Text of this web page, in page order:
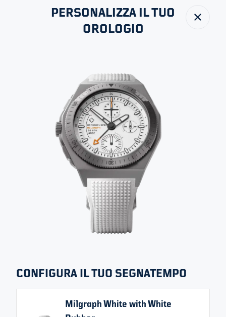
REALIZZATO SU ORDINAZIONE
MILGRAPH - WHITE
RESISTENZA ALL’ACQUA
200 M
Chiudi
PERSONALIZZA IL TUO
OROLOGIO
CONFIGURA IL TUO SEGNATEMPO
Milgraph White with White